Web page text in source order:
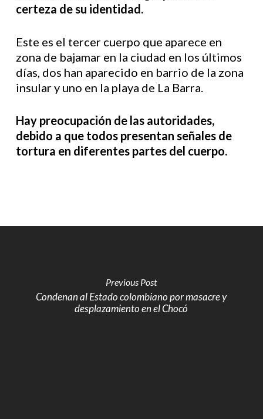
certeza de su identidad.
Este es el tercer cuerpo que aparece en
zona de bajamar en la ciudad en los últimos
días, dos han aparecido en barrio de la zona
insular y uno en la playa de La Barra.
Hay preocupación de las autoridades,
debido a que todos presentan señales de
tortura en diferentes partes del cuerpo.
Previous Post
Condenan al Estado colombiano por masacre y
desplazamiento en el Chocó